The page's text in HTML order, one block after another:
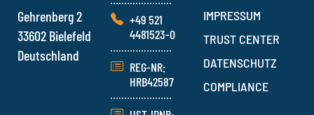
Gehrenberg 2
33602 Bielefeld
Deutschland
+49 521
4481523-0
REG-NR:
HRB42587
IMPRESSUM
TRUST CENTER
DATENSCHUTZ
COMPLIANCE